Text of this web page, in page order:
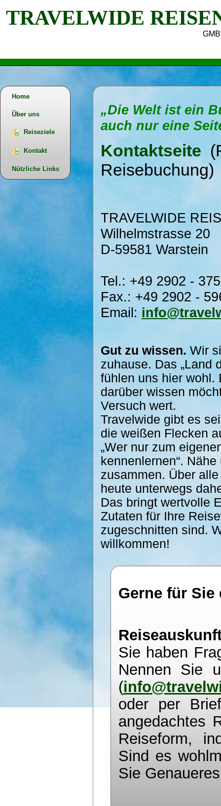
TRAVELWIDE
Home
Über uns
Reiseziele
Kontakt
Nützliche Links
„Die Welt ist ein
auch nur eine
Kontaktseite
Reisebuchung)
TRAVELWIDE
Wilhelmstrasse 20
D-59581 Warstein
Tel.: +49 2902 -
Fax.: +49 2902 -
Email:
Gut zu wissen. Wir
zuhause. Das „Land
fühlen uns hier wohl.
darüber wissen
Versuch wert.
Travelwide gibt es
die weißen Flecken
„Wer nur zum
kennenlernen“.
zusammen. Über
heute unterwegs
Das bringt wertvolle
Zutaten für Ihre
zugeschnitten sind.
willkommen!
Gerne für
Sie haben
Nennen Sie
(
oder per
angedachtes
Reiseform,
Sind es
Sie